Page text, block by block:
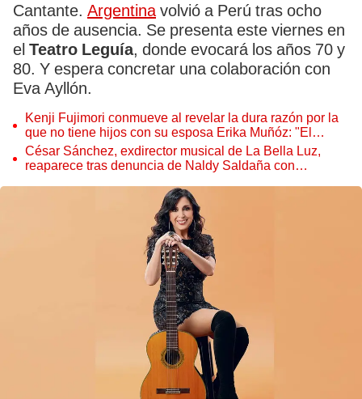
Cantante. Argentinavolvió a Perú tras ocho
años de ausencia. Se presenta este viernes en
el Teatro Leguía, donde evocará los años 70 y
80. Y espera concretar una colaboración con
Eva Ayllón.
Kenji Fujimori conmueve al revelar la dura razón por la
que no tiene hijos con su esposa Erika Muñóz: "El
proceso judicial"
César Sánchez, exdirector musical de La Bella Luz,
reaparece tras denuncia de Naldy Saldaña con